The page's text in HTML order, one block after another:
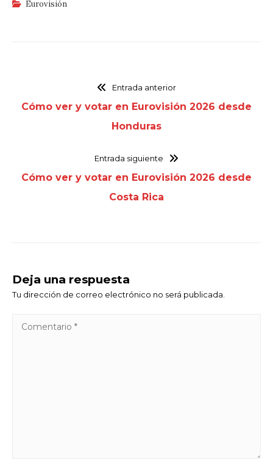
Eurovisión
Entrada anterior
Cómo ver y votar en Eurovisión 2026 desde
Honduras
Entrada siguiente
Cómo ver y votar en Eurovisión 2026 desde
Costa Rica
Deja una respuesta
Tu dirección de correo electrónico no será publicada.